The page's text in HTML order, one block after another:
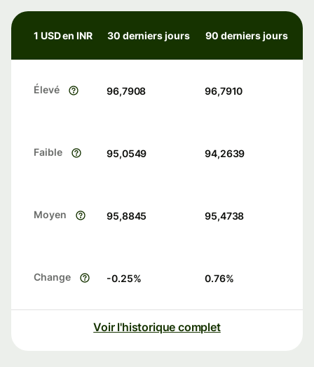
1 USD en INR 30 derniers jours 90 derniers jours
Élevé 96,7908 96,7910
Faible 95,0549 94,2639
Moyen 95,8845 95,4738
Change -0.25% 0.76%
Voir l'historique complet